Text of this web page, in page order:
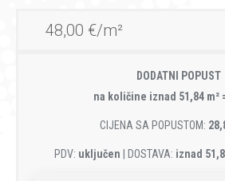
48,00 €/m²
DODATNI POPUST
na količine iznad 51,84 m²
CIJENA SA POPUSTOM:
PDV: uključen | DOSTAVA: iznad